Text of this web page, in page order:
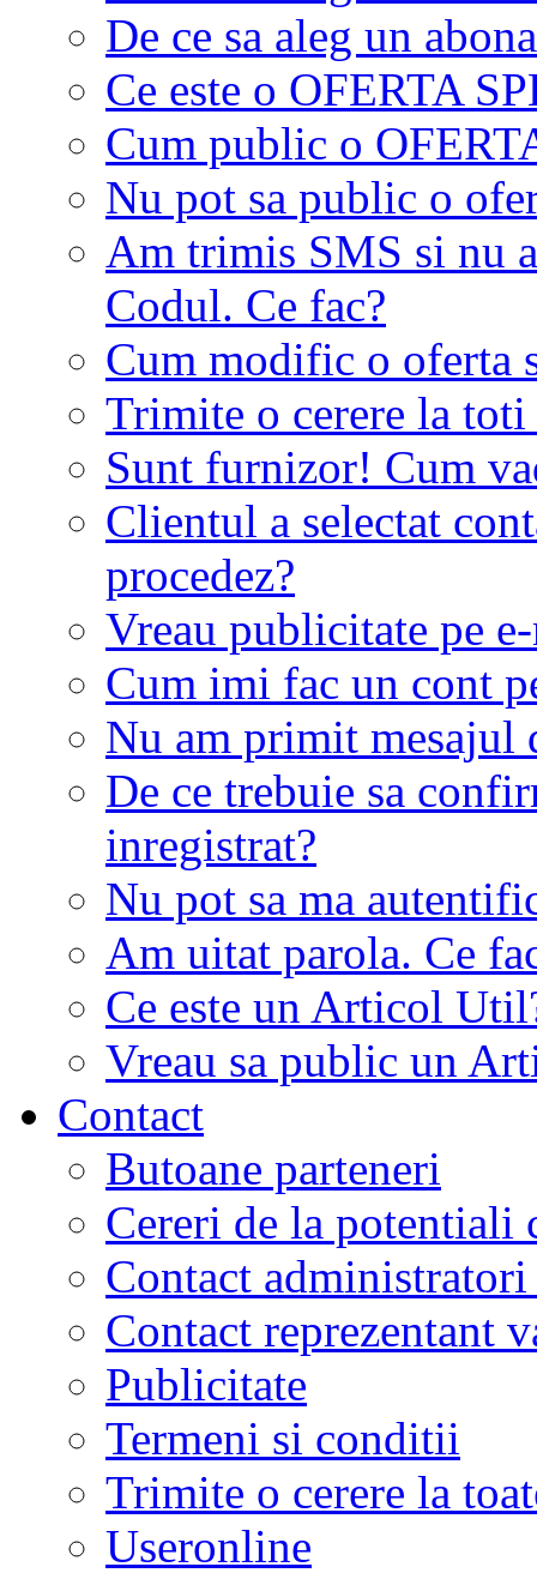
De ce sa aleg un
Ce este o OFERTA
Cum public o
Nu pot sa public o
Am trimis SMS si nu
Codul. Ce fac?
Cum modific o oferta
Trimite o cerere la
Sunt furnizor! Cum
Clientul a selectat
procedez?
Vreau publicitate pe
Cum imi fac un cont
Nu am primit mesajul
De ce trebuie sa
inregistrat?
Nu pot sa ma
Am uitat parola. Ce
Ce este un Articol
Vreau sa public un
Contact
Butoane parteneri
Cereri de la potentiali
Contact
Contact reprezentant
Publicitate
Termeni si conditii
Trimite o cerere la
Useronline